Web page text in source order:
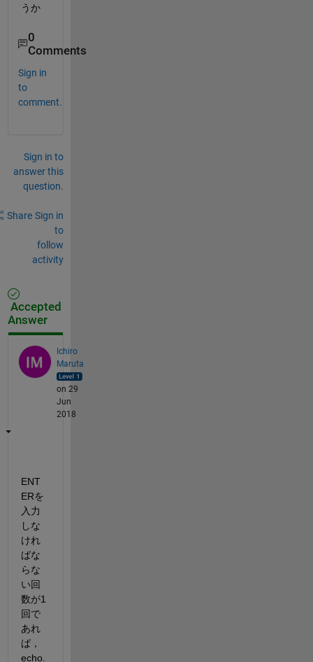
うか
0
Comments
Sign in
to
comment.
Sign in to
answer this
question.
Share Sign in
to
follow
activity
Accepted
Answer
Ichiro
Maruta
on 29
Jun
2018
ENT
ERを
入力
しな
けれ
ばな
らな
い回
数が1
回で
あれ
ば，
echo.